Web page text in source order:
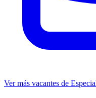
Ver más vacantes de